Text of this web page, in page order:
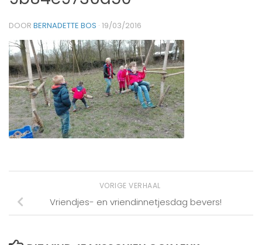
DOOR BERNADETTE BOS · 19/03/2016
VORIGE VERHAAL
Vriendjes- en vriendinnetjesdag bevers!